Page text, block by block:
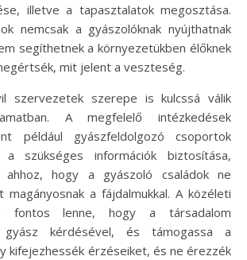
illetve a tapasztalatok megosztása.
nemcsak a gyászolóknak nyújthatnak
segíthetnek a környezetükben élőknek
mit jelent a veszteség.
szervezetek szerepe is kulcssá válik
A megfelelő intézkedések
például gyászfeldolgozó csoportok
szükséges információk biztosítása,
ahhoz, hogy a gyászoló családok ne
magányosnak a fájdalmukkal. A közéleti
fontos lenne, hogy a társadalom
gyász kérdésével, és támogassa a
kifejezhessék érzéseiket, és ne érezzék